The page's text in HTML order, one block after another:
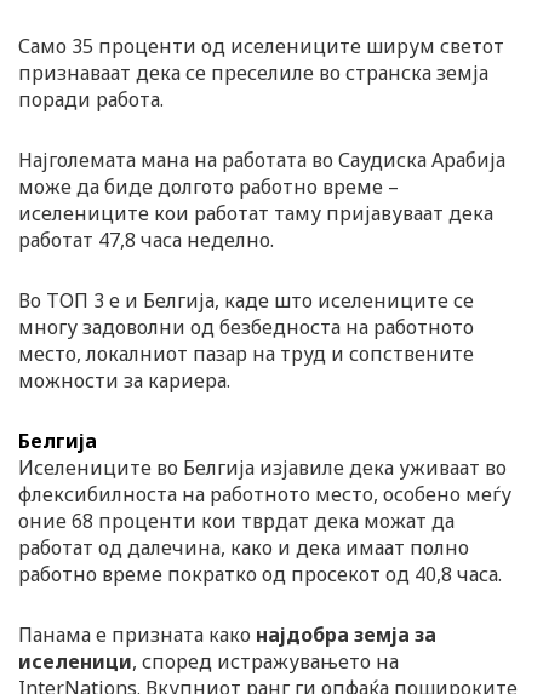
Само 35 проценти од иселениците ширум светот
признаваат дека се преселиле во странска земја
поради работа.
Најголемата мана на работата во Саудиска Арабија
може да биде долгото работно време –
иселениците кои работат таму пријавуваат дека
работат 47,8 часа неделно.
Во ТОП 3 е и Белгија, каде што иселениците се
многу задоволни од безбедноста на работното
место, локалниот пазар на труд и сопствените
можности за кариера.
Белгија
Иселениците во Белгија изјавиле дека уживаат во
флексибилноста на работното место, особено меѓу
оние 68 проценти кои тврдат дека можат да
работат од далечина, како и дека имаат полно
работно време пократко од просекот од 40,8 часа.
Панама е призната како најдобра земја за
иселеници, според истражувањето на
InterNations. Вкупниот ранг ги опфаќа пошироките